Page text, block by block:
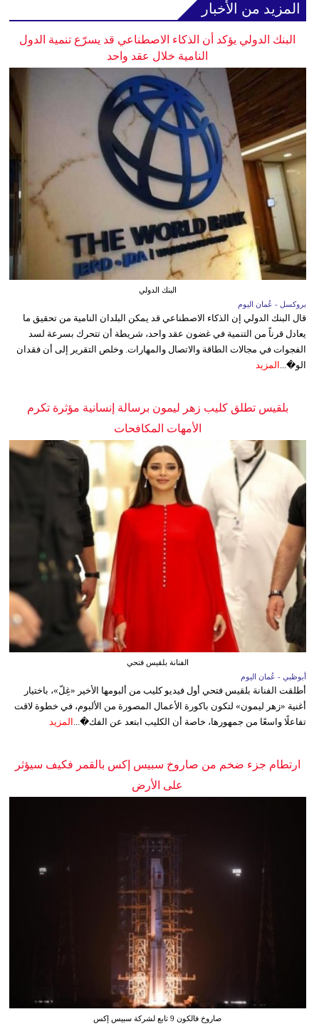
المزيد من الأخبار
البنك الدولي يؤكد أن الذكاء الاصطناعي قد يسرّع تنمية الدول
النامية خلال عقد واحد
البنك الدولي
بروكسل - عُمان اليوم
قال البنك الدولي إن الذكاء الاصطناعي قد يمكن البلدان النامية من تحقيق ما
يعادل قرناً من التنمية في غضون عقد واحد، شريطة أن تتحرك بسرعة لسد
الفجوات في مجالات الطاقة والاتصال والمهارات. وخلص التقرير إلى أن فقدان
الو�...
المزيد
بلقيس تطلق كليب زهر ليمون برسالة إنسانية مؤثرة تكرم
الأمهات المكافحات
الفنانة بلقيس فتحي
أبوظبي - عُمان اليوم
أطلقت الفنانة بلقيس فتحي أول فيديو كليب من ألبومها الأخير «غِلّ»، باختيار
أغنية «زهر ليمون» لتكون باكورة الأعمال المصورة من الألبوم، في خطوة لاقت
تفاعلًا واسعًا من جمهورها، خاصة أن الكليب ابتعد عن الفك�... المزيد
ارتطام جزء ضخم من صاروخ سبيس إكس بالقمر فكيف سيؤثر
على الأرض
صاروخ فالكون 9 تابع لشركة سبيس إكس